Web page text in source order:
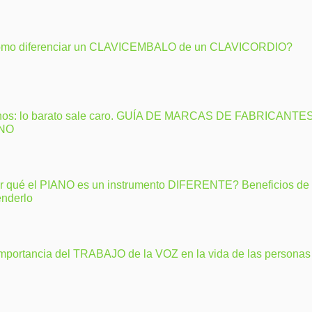
diferenciar un CLAVICEMBALO de un CLAVICORDIO?
lo barato sale caro. GUÍA DE MARCAS DE
qué el PIANO es un instrumento DIFERENTE? Beneficios de
del TRABAJO de la VOZ en la vida de las personas